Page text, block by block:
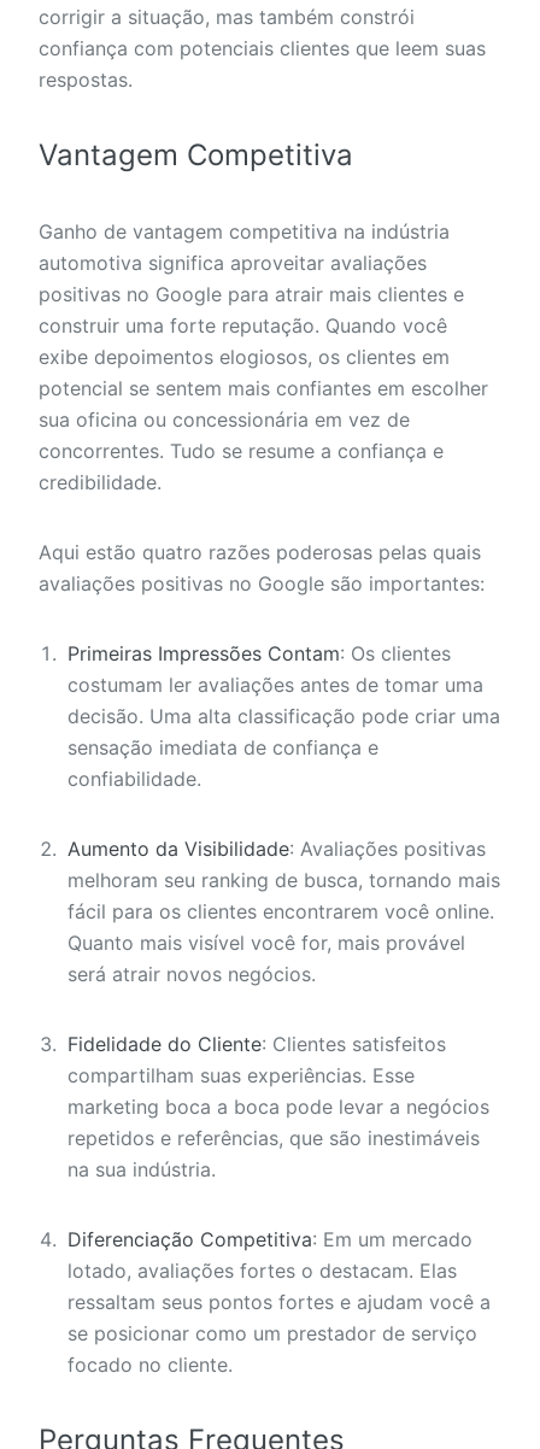
corrigir a situação, mas também constrói
confiança com potenciais clientes que leem suas
respostas.
Vantagem Competitiva
Ganho de vantagem competitiva na indústria
automotiva significa aproveitar avaliações
positivas no Google para atrair mais clientes e
construir uma forte reputação. Quando você
exibe depoimentos elogiosos, os clientes em
potencial se sentem mais confiantes em escolher
sua oficina ou concessionária em vez de
concorrentes. Tudo se resume a confiança e
credibilidade.
Aqui estão quatro razões poderosas pelas quais
avaliações positivas no Google são importantes:
Primeiras Impressões Contam: Os clientes
costumam ler avaliações antes de tomar uma
decisão. Uma alta classificação pode criar uma
sensação imediata de confiança e
confiabilidade.
Aumento da Visibilidade: Avaliações positivas
melhoram seu ranking de busca, tornando mais
fácil para os clientes encontrarem você online.
Quanto mais visível você for, mais provável
será atrair novos negócios.
Fidelidade do Cliente: Clientes satisfeitos
compartilham suas experiências. Esse
marketing boca a boca pode levar a negócios
repetidos e referências, que são inestimáveis
na sua indústria.
Diferenciação Competitiva: Em um mercado
lotado, avaliações fortes o destacam. Elas
ressaltam seus pontos fortes e ajudam você a
se posicionar como um prestador de serviço
focado no cliente.
Perguntas Frequentes